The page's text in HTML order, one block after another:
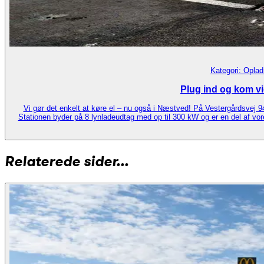
Kategori:
Plug ind og kom
Vi gør det enkelt at køre el – nu også i Næstved! På Vestergårdsvej
Stationen byder på 8 lynladeudtag med op til 300 kW og er en del af
Relaterede sider...